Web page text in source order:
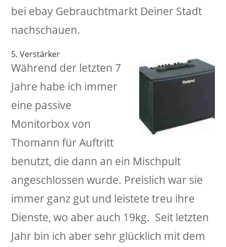
bei ebay Gebrauchtmarkt Deiner Stadt
nachschauen.
5. Verstärker
Während der letzten 7
Jahre habe ich immer
eine passive
Monitorbox von
Thomann für Auftritt
benutzt, die dann an ein Mischpult
angeschlossen wurde. Preislich war sie
immer ganz gut und leistete treu ihre
Dienste, wo aber auch 19kg. Seit letzten
Jahr bin ich aber sehr glücklich mit dem